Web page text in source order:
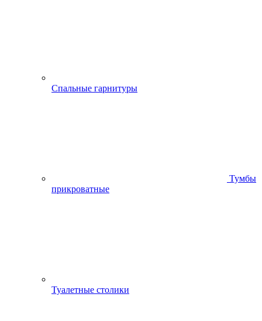
Спальные гарнитуры
Тумбы
прикроватные
Туалетные столики